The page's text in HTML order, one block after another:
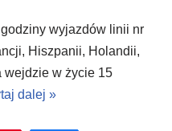
wyjazdów linii nr
Hiszpanii, Holandii,
wejdzie w życie 15
dalej »